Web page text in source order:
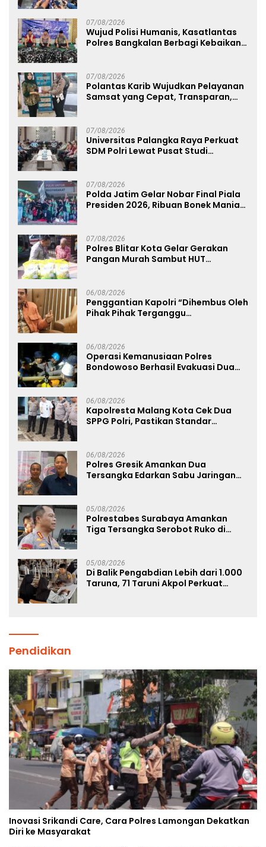
07/08/2026
Wujud Polisi Humanis, Kasatlantas
Polres Bangkalan Berbagi Kebaikan
07/08/2026
Polantas Karib Wujudkan Pelayanan
Samsat yang Cepat, Transparan,
07/08/2026
Universitas Palangka Raya Perkuat
SDM Polri Lewat Pusat Studi
07/08/2026
Polda Jatim Gelar Nobar Final Piala
Presiden 2026, Ribuan Bonek Mania
07/08/2026
Polres Blitar Kota Gelar Gerakan
Pangan Murah Sambut HUT
06/08/2026
Penggantian Kapolri “Dihembus Oleh
Pihak Pihak Terganggu
06/08/2026
Operasi Kemanusiaan Polres
Bondowoso Berhasil Evakuasi Dua
06/08/2026
Kapolresta Malang Kota Cek Dua
SPPG Polri, Pastikan Standar
06/08/2026
Polres Gresik Amankan Dua
Tersangka Edarkan Sabu Jaringan
05/08/2026
Polrestabes Surabaya Amankan
Tiga Tersangka Serobot Ruko di
05/08/2026
Di Balik Pengabdian Lebih dari 1.000
Taruna, 71 Taruni Akpol Perkuat
Pendidikan
Inovasi Srikandi Care, Cara Polres Lamongan Dekatkan
Diri ke Masyarakat